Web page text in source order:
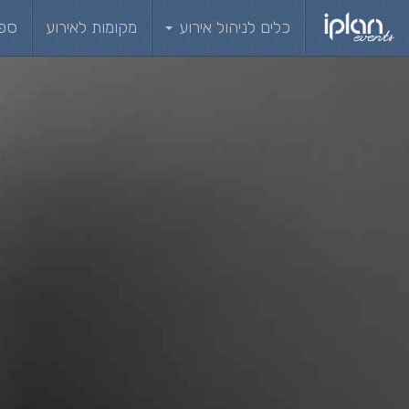
כלים לניהול אירוע מקומות לאירוע